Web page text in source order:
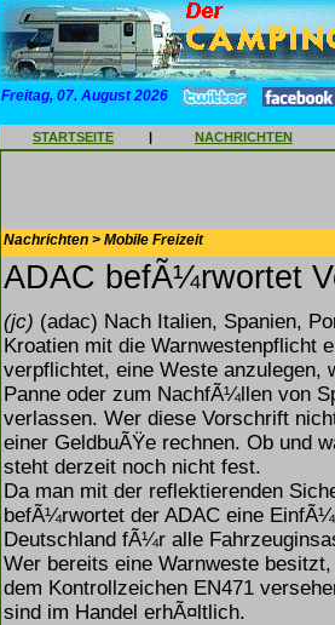
Freitag, 07. August 2026
STARTSEITE | NACHRICHTEN
Nachrichten > Mobile Freizeit
ADAC befÃ¼rwortet
(jc) (adac) Nach Italien, Spanien,
Kroatien mit die Warnwestenpflicht
verpflichtet, eine Weste anzulegen,
Panne oder zum NachfÃ¼llen von
verlassen. Wer diese Vorschrift
einer GeldbuÃŸe rechnen. Ob und
steht derzeit noch nicht fest.
Da man mit der reflektierenden
befÃ¼rwortet der ADAC eine
Deutschland fÃ¼r alle
Wer bereits eine Warnweste
dem Kontrollzeichen EN471
sind im Handel erhÃ¤ltlich.